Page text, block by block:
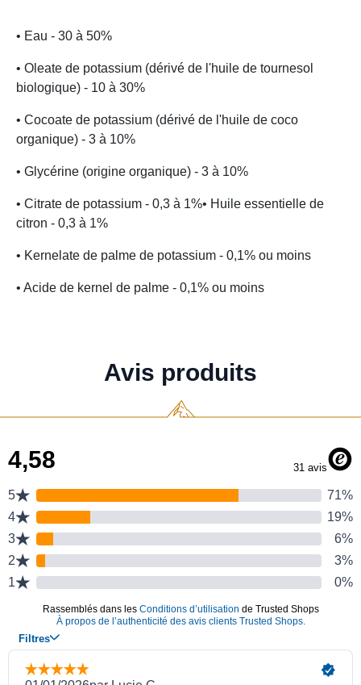
• Eau - 30 à 50%
• Oleate de potassium (dérivé de l'huile de tournesol
biologique) - 10 à 30%
• Cocoate de potassium (dérivé de l'huile de coco
organique) - 3 à 10%
• Glycérine (origine organique) - 3 à 10%
• Citrate de potassium - 0,3 à 1%• Huile essentielle de
citron - 0,3 à 1%
• Kernelate de palme de potassium - 0,1% ou moins
• Acide de kernel de palme - 0,1% ou moins
Avis produits